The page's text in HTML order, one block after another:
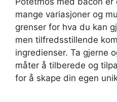
mange variasjoner og
grenser for hva du kan
men tilfredsstillende
ingredienser. Ta gjerne
måter å tilberede og
for å skape din egen